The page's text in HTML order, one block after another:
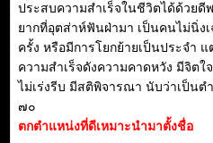
ประสบความสำเร็จในชีวิตได้ด้วย
ยากที่อุตส่าห์ฟันฝ่ามา เป็นคนไม่นิ่ง
ครั้ง หรือมีการโยกย้ายเป็นประจำ
ความสำเร็จดังความคาดหวัง มีจิต
ไม่เร่งรีบ มีสติพิจารณา นับว่าเป็น
๗๐
ตกตำแหน่งที่ดีเหมาะนำมาตั้งชื่อ